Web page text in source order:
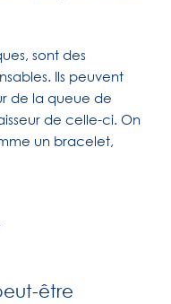
sont des
Ils peuvent
de la queue de
de celle-ci. On
un bracelet,
être